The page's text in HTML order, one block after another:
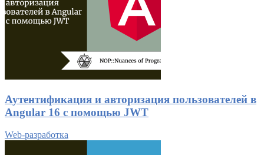
Аутентификация и авторизация пользователей в
Angular 16 с помощью JWT
Web-разработка